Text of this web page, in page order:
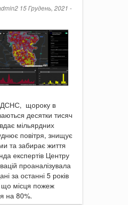
15 Грудень, 2021 -
ДСНС, щороку в
десятки тисяч
мільярдних
повітря, знищує
та забирає життя
експертів Центру
проаналізувала
за останні 5 років
місця пожеж
на 80%.